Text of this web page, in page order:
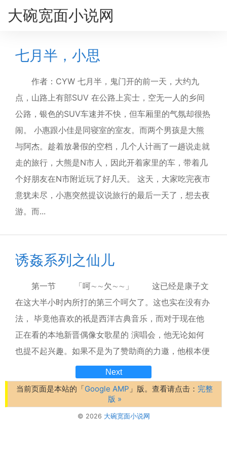
大碗宽面小说网
七月半，小思
作者：CYW 七月半，鬼门开的前一天，大约九
点，山路上有部SUV 在公路上宾士，空无一人的乡间
公路，银色的SUV车速并不快，但车厢里的气氛却很热
闹。 小惠跟小佳是同寝室的室友。而两个男孩是大熊
与阿杰。趁着放暑假的空档，几个人计画了一趟说走就
走的旅行，大熊是N市人，因此开着家里的车，带着几
个好朋友在N市附近玩了好几天。 这天，大家吃完夜市
意犹未尽，小惠突然提议说旅行的最后一天了，想去夜
游。而...
诱姦系列之仙儿
第一节 「呵∼∼欠∼∼」 这已经是康子文
在这大半小时内所打的第三个呵欠了。这也实在没有办
法， 毕竟他喜欢的祇是西洋古典音乐，而对于现在他
正在看的本地新晋偶像女歌星的 演唱会，他无论如何
也提不起兴趣。如果不是为了赞助商的力邀，他根本便
不会 来。 「仙儿、仙儿、ＩＬＯＶＥＹＯＵ！」
场馆中挤满了年青的歌迷，当中 佔了九成以上是十来
岁的小伙子。週围不断传来狂热歌迷的叫声，而当中也
Next
当前页面是本站的「Google AMP 」版。查看请点击： 完整
版 »
© 2026 大碗宽面小说网